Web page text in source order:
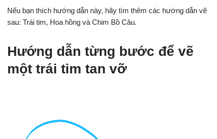
Nếu bạn thích hướng dẫn này, hãy tìm thêm các hướng dẫn vẽ
sau: Trái tim, Hoa hồng và Chim Bồ Câu.
Hướng dẫn từng bước để vẽ
một trái tim tan vỡ